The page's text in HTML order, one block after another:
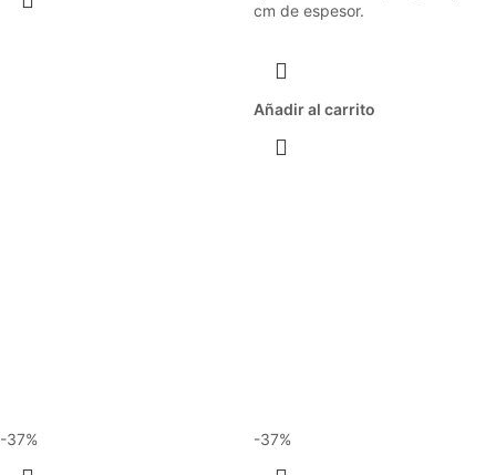
cm de espesor.
Añadir al carrito
-37% -37%